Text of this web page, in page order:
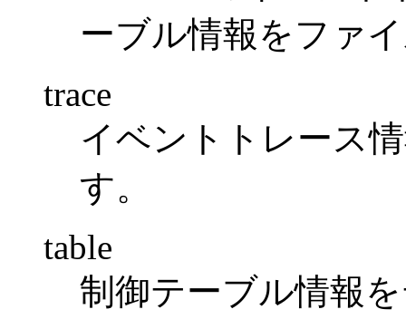
ーブル情報をファ
trace
イベントトレース
す。
table
制御テーブル情報